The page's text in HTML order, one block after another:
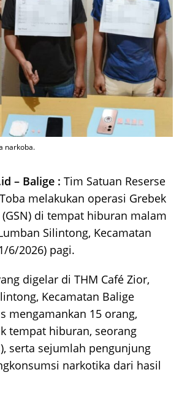
narkoba.
– Balige : Tim Satuan Reserse
melakukan operasi Grebek
di tempat hiburan malam
Silintong, Kecamatan
6/2026) pagi.
digelar di THM Café Zior,
Kecamatan Balige
mengamankan 15 orang,
tempat hiburan, seorang
serta sejumlah pengunjung
narkotika dari hasil